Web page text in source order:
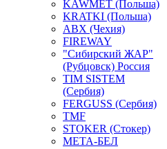
KAWMET (Польша)
KRATKI (Польша)
ABX (Чехия)
FIREWAY
"Сибирский ЖАР"
(Рубцовск) Россия
TIM SISTEM
(Сербия)
FERGUSS (Сербия)
TMF
STOKER (Стокер)
МЕТА-БЕЛ